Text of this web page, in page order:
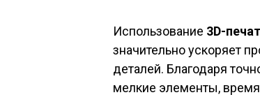
Использование 3D-
значительно ускоряет
деталей. Благодаря
мелкие элементы, время